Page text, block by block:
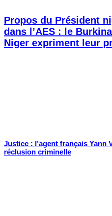
Propos du Président
dans l’AES : le
Niger expriment leur
Justice : l’agent français Yann
réclusion criminelle